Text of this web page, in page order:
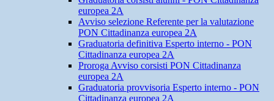
europea 2A
Avviso selezione Referente per la valutazione
PON Cittadinanza europea 2A
Graduatoria definitiva Esperto interno - PON
Cittadinanza europea 2A
Proroga Avviso corsisti PON Cittadinanza
europea 2A
Graduatoria provvisoria Esperto interno - PON
Cittadinanza europea 2A